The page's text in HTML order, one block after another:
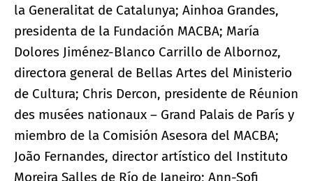
la Generalitat de Catalunya; Ainhoa Grandes,
presidenta de la Fundación MACBA; María
Dolores Jiménez-Blanco Carrillo de Albornoz,
directora general de Bellas Artes del Ministerio
de Cultura; Chris Dercon, presidente de Réunion
des musées nationaux – Grand Palais de París y
miembro de la Comisión Asesora del MACBA;
João Fernandes, director artístico del Instituto
Moreira Salles de Río de Janeiro; Ann-Sofi